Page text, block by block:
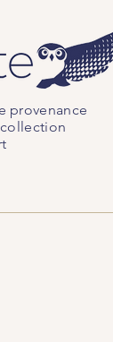
provenance